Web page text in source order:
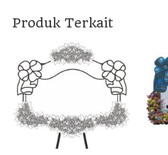
Produk Terkait